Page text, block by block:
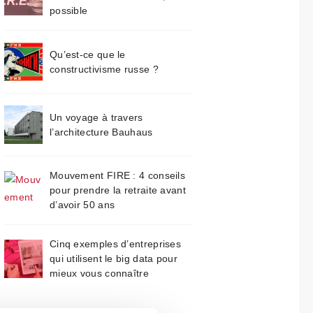
possible
Qu’est-ce que le
constructivisme russe ?
Un voyage à travers
l’architecture Bauhaus
Mouvement FIRE : 4 conseils
pour prendre la retraite avant
d’avoir 50 ans
Cinq exemples d’entreprises
qui utilisent le big data pour
mieux vous connaître